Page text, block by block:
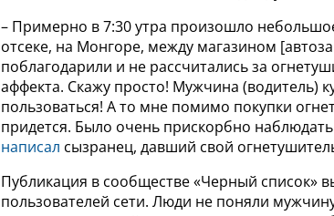
– Примерно в 7:30 утра произошло
отсеке, на Монгоре, между магазином
поблагодарили и не рассчитались за
аффекта. Скажу просто! Мужчина (водитель)
пользоваться! А то мне помимо покупки
придется. Было очень прискорбно
написал сызранец, давший свой
Публикация в сообществе «Черный список»
пользователей сети. Люди не поняли